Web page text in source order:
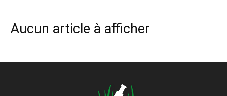
Aucun article à afficher